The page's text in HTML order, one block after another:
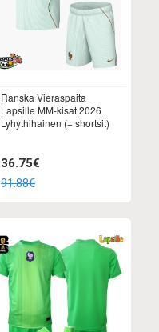
Ranska Vieraspaita
Lapsille MM-kisat 2026
Lyhythihainen (+ shortsit)
36.75€
91.88€